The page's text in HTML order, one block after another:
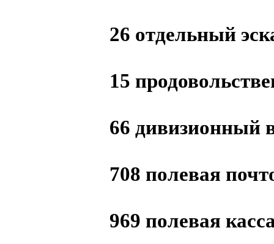
26 отдельный
15
66 дивизионный
708 полевая
969 полевая